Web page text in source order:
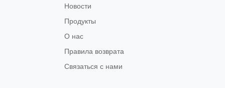
Новости
Продукты
О нас
Правила возврата
Связаться с нами